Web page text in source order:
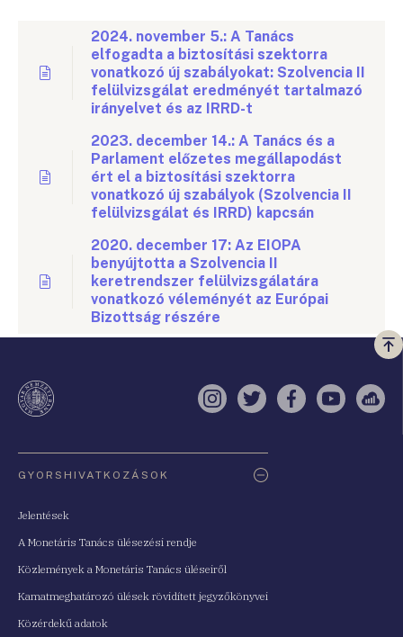
2024. november 5.: A Tanács
elfogadta a biztosítási szektorra
vonatkozó új szabályokat: Szolvencia II
felülvizsgálat eredményét tartalmazó
irányelvet és az IRRD-t
2023. december 14.: A Tanács és a
Parlament előzetes megállapodást
ért el a biztosítási szektorra
vonatkozó új szabályok (Szolvencia II
felülvizsgálat és IRRD) kapcsán
2020. december 17: Az EIOPA
benyújtotta a Szolvencia II
keretrendszer felülvizsgálatára
vonatkozó véleményét az Európai
Bizottság részére
a
Instagram
TwitterFacebook
YouTube
GYORSHIVATKOZÁSOK
Jelentések
A Monetáris Tanács ülésezési rendje
Közlemények a Monetáris Tanács üléseiről
Kamatmeghatározó ülések rövidített jegyzőkönyvei
Közérdekű adatok